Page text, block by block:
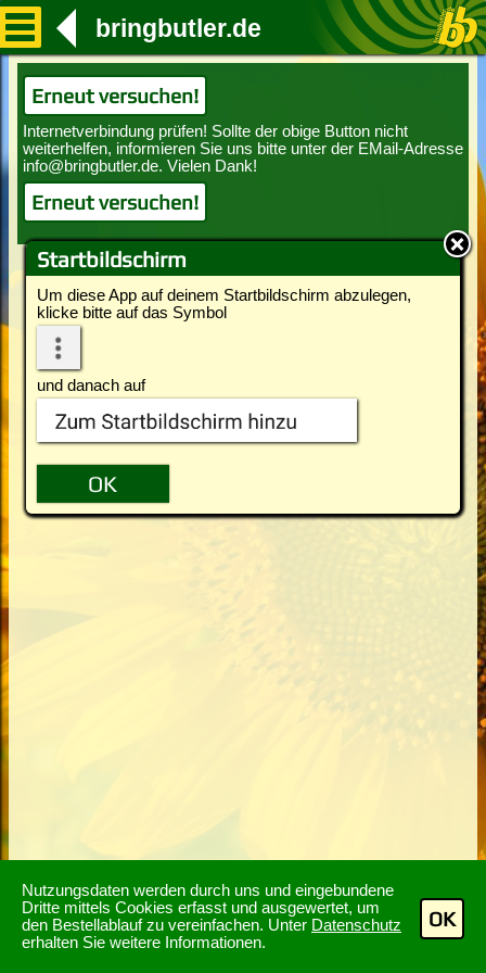
Nutzungsdaten werden durch uns und eingebundene
Dritte mittels Cookies erfasst und ausgewertet, um
den Bestellablauf zu vereinfachen. Unter Datenschutz
erhalten Sie weitere Informationen.
OK
Startbildschirm
Um diese App auf deinem Startbildschirm abzulegen,
klicke bitte auf das Symbol
und danach auf
bringbutler.de
Erneut versuchen!
Erneut versuchen!